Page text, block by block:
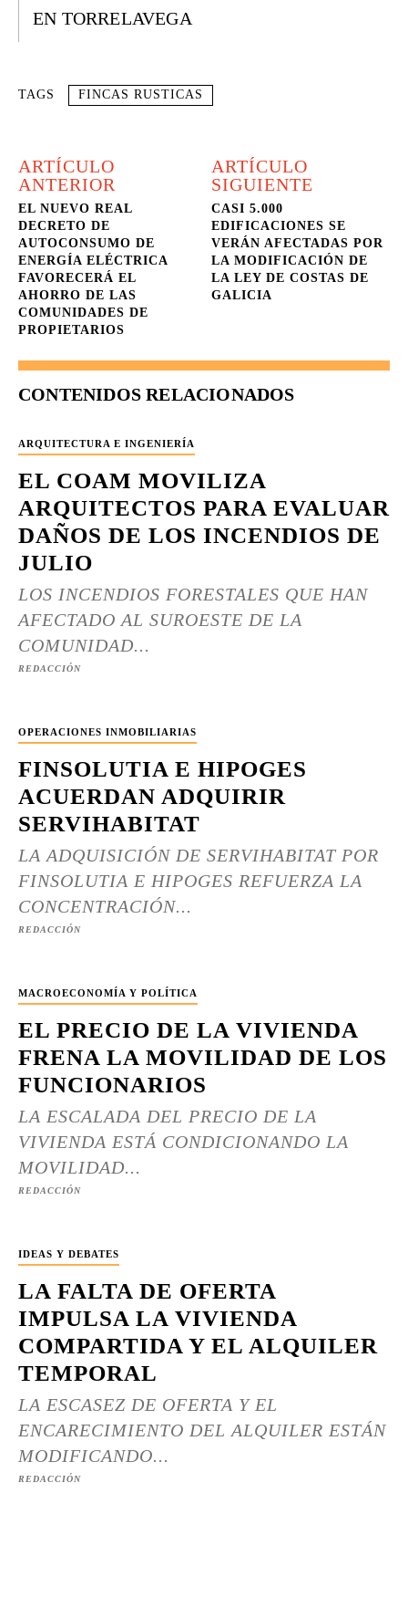
EN TORRELAVEGA
TAGS FINCAS RUSTICAS
ARTÍCULO
ANTERIOR
EL NUEVO REAL
DECRETO DE
AUTOCONSUMO DE
ENERGÍA ELÉCTRICA
FAVORECERÁ EL
AHORRO DE LAS
COMUNIDADES DE
PROPIETARIOS
ARTÍCULO
SIGUIENTE
CASI 5.000
EDIFICACIONES SE
VERÁN AFECTADAS POR
LA MODIFICACIÓN DE
LA LEY DE COSTAS DE
GALICIA
CONTENIDOS RELACIONADOS
ARQUITECTURA E INGENIERÍA
EL COAM MOVILIZA
ARQUITECTOS PARA EVALUAR
DAÑOS DE LOS INCENDIOS DE
JULIO
LOS INCENDIOS FORESTALES QUE HAN
AFECTADO AL SUROESTE DE LA
COMUNIDAD...
REDACCIÓN
OPERACIONES INMOBILIARIAS
FINSOLUTIA E HIPOGES
ACUERDAN ADQUIRIR
SERVIHABITAT
LA ADQUISICIÓN DE SERVIHABITAT POR
FINSOLUTIA E HIPOGES REFUERZA LA
CONCENTRACIÓN...
REDACCIÓN
MACROECONOMÍA Y POLÍTICA
EL PRECIO DE LA VIVIENDA
FRENA LA MOVILIDAD DE LOS
FUNCIONARIOS
LA ESCALADA DEL PRECIO DE LA
VIVIENDA ESTÁ CONDICIONANDO LA
MOVILIDAD...
REDACCIÓN
IDEAS Y DEBATES
LA FALTA DE OFERTA
IMPULSA LA VIVIENDA
COMPARTIDA Y EL ALQUILER
TEMPORAL
LA ESCASEZ DE OFERTA Y EL
ENCARECIMIENTO DEL ALQUILER ESTÁN
MODIFICANDO...
REDACCIÓN